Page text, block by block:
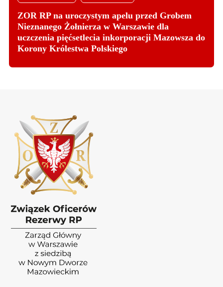
ZOR RP na uroczystym apelu przed Grobem
Nieznanego Żołnierza w Warszawie dla
uczczenia pięćsetlecia inkorporacji Mazowsza do
Korony Królestwa Polskiego